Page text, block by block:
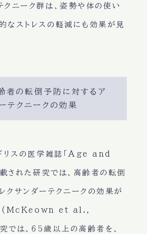
クニーク群は、姿勢や体の使い
なストレスの軽減にも効果が見
の転倒予防に対するア
テクニークの効果
リスの医学雑誌「Age and
れた研究では、高齢者の転倒
クサンダーテクニークの効果が
(McKeown et al.,
では、65歳以上の高齢者を、